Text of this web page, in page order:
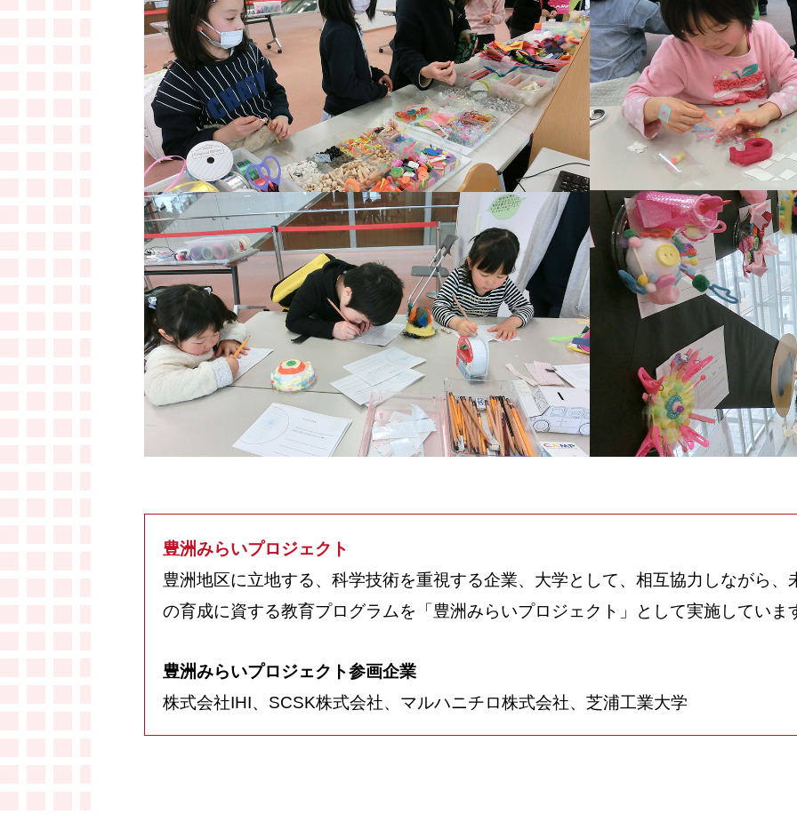
豊洲みらいプロジェクト
豊洲地区に立地する、科学技術を重視する企業、大学として、相互協力しながら
の育成に資する教育プログラムを「豊洲みらいプロジェクト」として実施していま
豊洲みらいプロジェクト参画企業
株式会社IHI、SCSK株式会社、マルハニチロ株式会社、芝浦工業大学